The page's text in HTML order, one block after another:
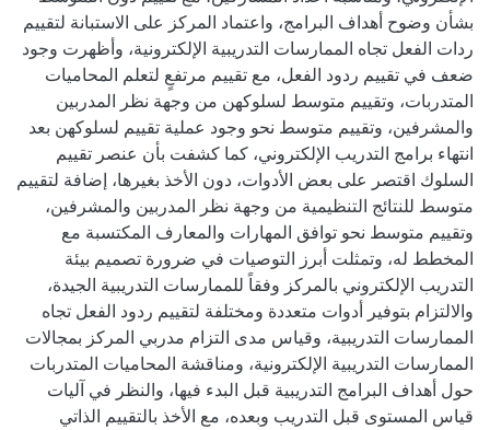
بشأن وضوح أهداف البرامج، واعتماد المركز على الاستبانة لتقييم
ردات الفعل تجاه الممارسات التدريبية الإلكترونية، وأظهرت وجود
ضعف في تقييم ردود الفعل، مع تقييم مرتفعٍ لتعلم المحاميات
المتدربات، وتقييم متوسط لسلوكهن من وجهة نظر المدربين
والمشرفين، وتقييم متوسط نحو وجود عملية تقييم لسلوكهن بعد
انتهاء برامج التدريب الإلكتروني، كما كشفت بأن عنصر تقييم
السلوك اقتصر على بعض الأدوات، دون الأخذ بغيرها، إضافة لتقييم
متوسط للنتائج التنظيمية من وجهة نظر المدربين والمشرفين،
وتقييم متوسط نحو توافق المهارات والمعارف المكتسبة مع
المخطط له، وتمثلت أبرز التوصيات في ضرورة تصميم بيئة
التدريب الإلكتروني بالمركز وفقاً للممارسات التدريبية الجيدة،
والالتزام بتوفير أدوات متعددة ومختلفة لتقييم ردود الفعل تجاه
الممارسات التدريبية، وقياس مدى التزام مدربي المركز بمجالات
الممارسات التدريبية الإلكترونية، ومناقشة المحاميات المتدربات
حول أهداف البرامج التدريبية قبل البدء فيها، والنظر في آليات
قياس المستوى قبل التدريب وبعده، مع الأخذ بالتقييم الذاتي